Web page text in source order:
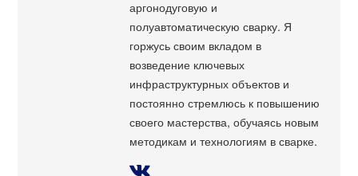
аргонодуговую и
полуавтоматическую сварку. Я
горжусь своим вкладом в
возведение ключевых
инфраструктурных объектов и
постоянно стремлюсь к повышению
своего мастерства, обучаясь новым
методикам и технологиям в сварке.